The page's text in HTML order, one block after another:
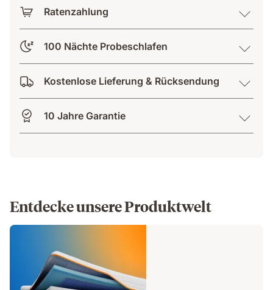
Ratenzahlung
100 Nächte Probeschlafen
Kostenlose Lieferung & Rücksendung
10 Jahre Garantie
Entdecke unsere Produktwelt